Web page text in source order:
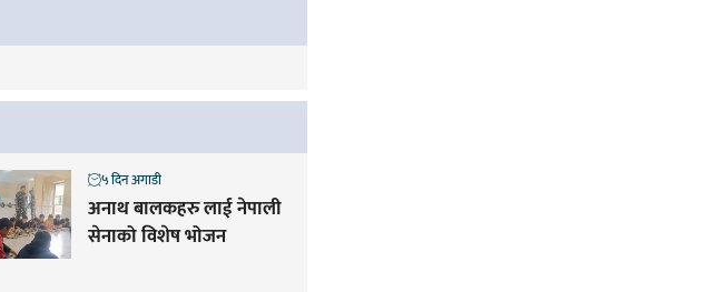
अनाथ बालकहरु लाई नेपाली
सेनाको विशेष भोजन
५ दिन अगाडी